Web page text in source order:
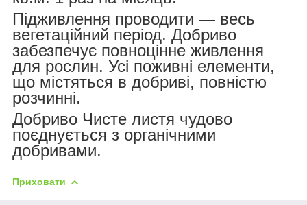
Підживлення проводити — весь
вегетаційний період. Добриво
забезпечує повноцінне живлення
для рослин. Усі поживні елементи,
що містяться в добриві, повністю
розчинні.
Добриво Чисте листя чудово
поєднується з органічними
добривами.
Приховати